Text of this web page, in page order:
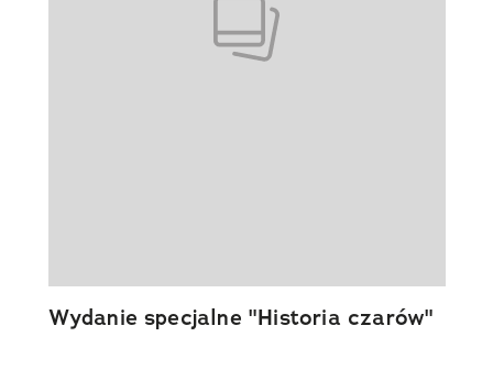
Wydanie specjalne "Historia czarów"